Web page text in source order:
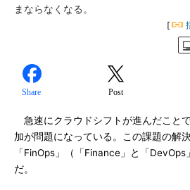
まならなくなる。
[
Share Post
急速にクラウドシフトが進んだこと
加が問題になっている。この課題の解
「FinOps」（「Finance」と「DevOps
だ。